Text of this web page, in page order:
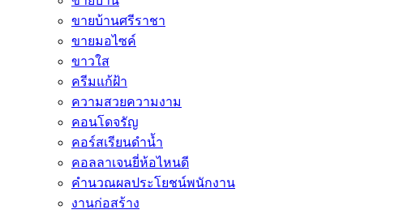
ขายบ้านศรีราชา
ขายมอไซค์
ขาวใส
ครีมแก้ฝ้า
ความสวยความงาม
คอนโดจรัญ
คอร์สเรียนดำน้ำ
คอลลาเจนยี่ห้อไหนดี
คำนวณผลประโยชน์พนักงาน
งานก่อสร้าง